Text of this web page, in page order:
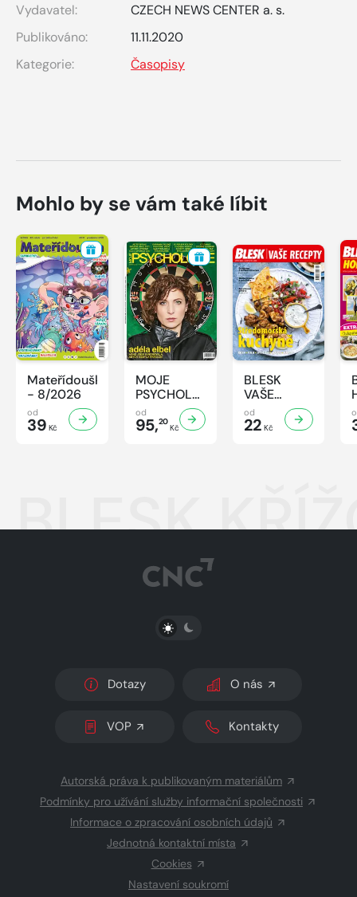
Vydavatel:
CZECH NEWS CENTER a. s.
Publikováno:
11.11.2020
Kategorie:
Časopisy
Mohlo by se vám také líbit
Mateřídouška
- 8/2026
od
39 Kč
MOJE
PSYCHOLOGIE
- 8/2026
od
95,20
Kč
BLESK
VAŠE
RECEPTY -
8/2026
od
22 Kč
BLESK
PŘEPNOUT SVĚTLÝ/TMAVÝ REŽIM
Dotazy O nás
VOP Kontakty
Autorská práva k publikovaným materiálům
Podmínky pro užívání služby informační společnosti
Informace o zpracování osobních údajů
Jednotná kontaktní místa
Cookies
Nastavení soukromí